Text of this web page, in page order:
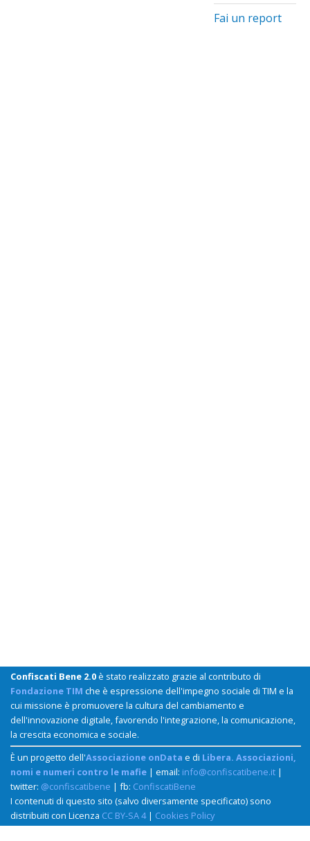
Fai un report
Confiscati Bene 2.0è stato realizzato grazie al contributo di
Fondazione TIM che è espressione dell'impegno sociale di TIM e la
cui missione è promuovere la cultura del cambiamento e
dell'innovazione digitale, favorendo l'integrazione, la comunicazione,
la crescita economica e sociale.
È un progetto dell'Associazione onData e di Libera. Associazioni,
nomi e numeri contro le mafie | email: info@confiscatibene.it |
twitter: @confiscatibene | fb: ConfiscatiBene
I contenuti di questo sito (salvo diversamente specificato) sono
distribuiti con Licenza CC BY-SA 4| Cookies Policy